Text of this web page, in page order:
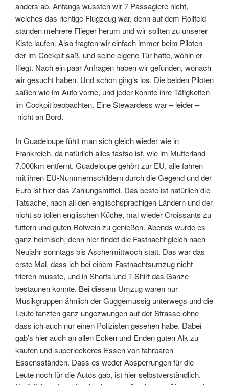
anders ab. Anfangs wussten wir 7 Passagiere nicht,
welches das richtige Flugzeug war, denn auf dem Rollfeld
standen mehrere Flieger herum und wir sollten zu unserer
Kiste laufen. Also fragten wir einfach immer beim Piloten
der im Cockpit saß, und seine eigene Tür hatte, wohin er
fliegt. Nach ein paar Anfragen haben wir gefunden, wonach
wir gesucht haben. Und schon ging’s los. Die beiden Piloten
saßen wie im Auto vorne, und jeder konnte ihre Tätigkeiten
im Cockpit beobachten. Eine Stewardess war – leider –
nicht an Bord.
In Guadeloupe fühlt man sich gleich wieder wie in
Frankreich, da natürlich alles fastso ist, wie im Mutterland
7.000km entfernt. Guadeloupe gehört zur EU, alle fahren
mit ihren EU-Nummernschildern durch die Gegend und der
Euro ist hier das Zahlungsmittel. Das beste ist natürlich die
Tatsache, nach all den englischsprachigen Ländern und der
nicht so tollen englischen Küche, mal wieder Croissants zu
futtern und guten Rotwein zu genießen. Abends wurde es
ganz heimisch, denn hier findet die Fastnacht gleich nach
Neujahr sonntags bis Aschermittwoch statt. Das war das
erste Mal, dass ich bei einem Fastnachtsumzug nicht
frieren musste, und in Shorts und T-Shirt das Ganze
bestaunen konnte. Bei diesem Umzug waren nur
Musikgruppen ähnlich der Guggemussig unterwegs und die
Leute tanzten ganz ungezwungen auf der Strasse ohne
dass ich auch nur einen Polizisten gesehen habe. Dabei
gab’s hier auch an allen Ecken und Enden guten Alk zu
kaufen und superleckeres Essen von fahrbaren
Essensständen. Dass es weder Absperrungen für die
Leute noch für die Autos gab, ist hier selbstverständlich.